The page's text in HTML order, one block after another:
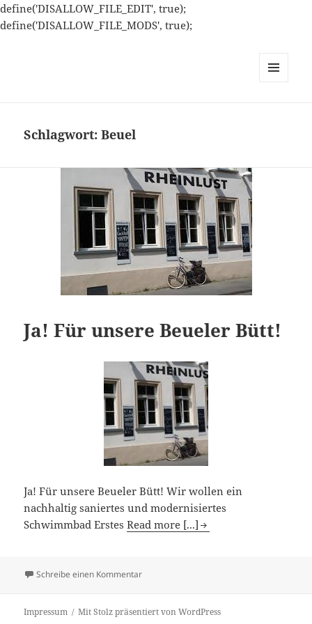
define('DISALLOW_FILE_EDIT', true);
define('DISALLOW_FILE_MODS', true);
Schlagwort:Beuel
Ja! Für unsere Beueler Bütt!
Ja! Für unsere Beueler Bütt! Wir wollen ein
nachhaltig saniertes und modernisiertes
Schwimmbad ErstesRead more [...]
Schreibe einen Kommentarzu Ja! Für unsere Beueler Bütt!
Impressum Mit Stolz präsentiert von WordPress